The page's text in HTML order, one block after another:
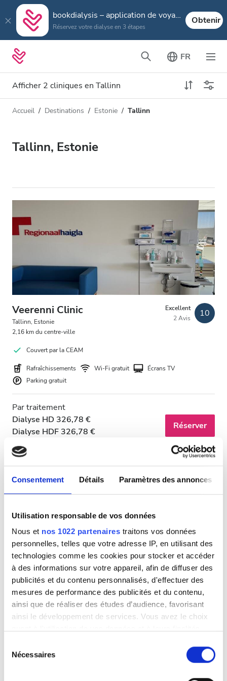
Consentement Détails Paramètres des annonces
Utilisation responsable de vos données
Nous et nos 1022 partenaires traitons vos données
personnelles, telles que votre adresse IP, en utilisant des
technologies comme les cookies pour stocker et accéder
à des informations sur votre appareil, afin de diffuser des
publicités et du contenu personnalisés, d'effectuer des
mesures de performance des publicités et du contenu,
ainsi que de réaliser des études d’audience, favorisant
ainsi le développement de services. Vous avez le choix
tout moment en consultant la Déclaration relative aux
cookies ou en cliquant sur l'icône de confidentialité.
Nécessaires
bookdialysis – application de voyage
Réservez votre dialyse en 3 étapes
Obtenir
FR
Afficher 2 cliniques en Tallinn
Type de dialyse
Toutes les dialyses
Accepte
Patients porteurs de l’hépatite B
Patients porteurs de l’hépatite C
GHIC
Rafraîchissements
Wi-Fi gratuit
Écrans TV
Parking gratuit
EUR 100 - 200
EUR 200 - 300
EUR 300+
Sessions
Distance
Accueil Destinations Estonie Tallinn
Tallinn, Estonie
Veerenni Clinic
Tallinn, Estonie
2,16 km du centre-ville
Excellent
2 Avis
10
Couvert par la CEAM
Rafraîchissements Wi-Fi gratuit
Écrans TV
Parking gratuit
Par traitement
Dialyse HD 326,78 €
Dialyse HDF 326,78 €
Réserver
Lasnamäe Clinic
Tallinn, Estonie
6,35 km du centre-ville
Couvert par la CEAM
Rafraîchissements Wi-Fi gratuit
Écrans TV